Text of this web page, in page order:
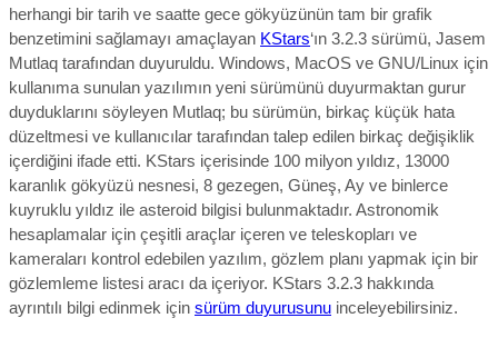
herhangi bir tarih ve saatte gece gökyüzünün tam bir grafik
benzetimini sağlamayı amaçlayan KStars‘ın 3.2.3 sürümü, Jasem
Mutlaq tarafından duyuruldu. Windows, MacOS ve GNU/Linux için
kullanıma sunulan yazılımın yeni sürümünü duyurmaktan gurur
duyduklarını söyleyen Mutlaq; bu sürümün, birkaç küçük hata
düzeltmesi ve kullanıcılar tarafından talep edilen birkaç değişiklik
içerdiğini ifade etti. KStars içerisinde 100 milyon yıldız, 13000
karanlık gökyüzü nesnesi, 8 gezegen, Güneş, Ay ve binlerce
kuyruklu yıldız ile asteroid bilgisi bulunmaktadır. Astronomik
hesaplamalar için çeşitli araçlar içeren ve teleskopları ve
kameraları kontrol edebilen yazılım, gözlem planı yapmak için bir
gözlemleme listesi aracı da içeriyor. KStars 3.2.3 hakkında
ayrıntılı bilgi edinmek için sürüm duyurusunu inceleyebilirsiniz.